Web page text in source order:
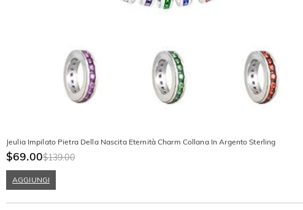
Jeulia Impilato Pietra Della Nascita Eternità Charm Collana In Argento Sterling
$69.00$139.00
AGGIUNGI